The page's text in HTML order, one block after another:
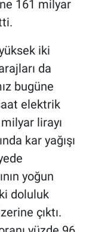
161 milyar
iki
da
bugüne
elektrik
lirayı
kar yağışı
yoğun
doluluk
çıktı.